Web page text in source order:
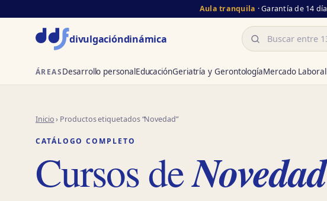
Aula tranquila · Garantía de 14
divulgacióndinámica Buscar
ÁREASDesarrollo personalEducaciónGeriatría y GerontologíaMercado Laboral
Inicio› Productos etiquetados “Novedad”
CATÁLOGO COMPLETO
Cursos deNovedad